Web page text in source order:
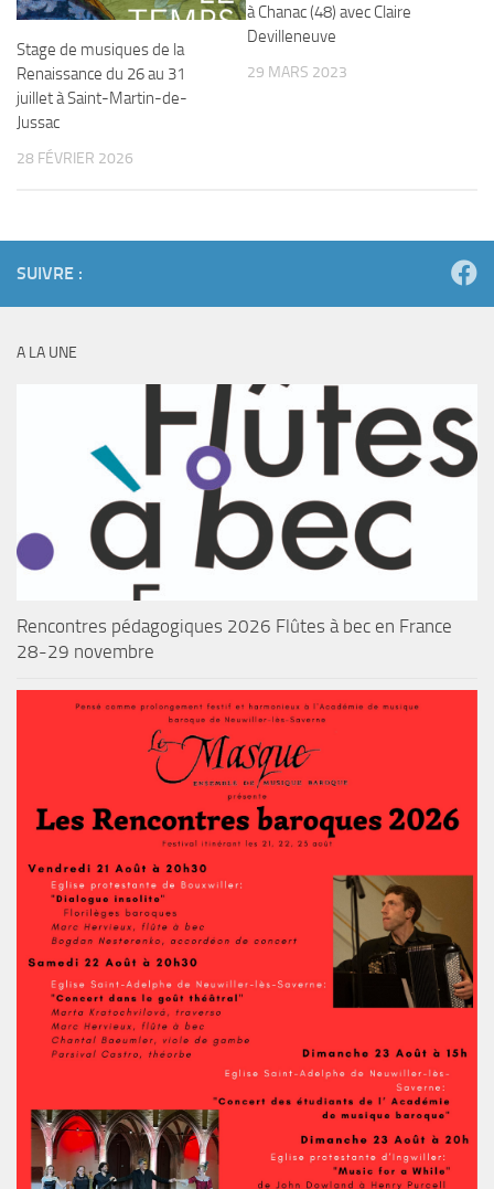
Stage de musiques de la
Renaissance du 26 au 31
juillet à Saint-Martin-de-
Jussac
28 FÉVRIER 2026
à Chanac (48) avec Claire
Devilleneuve
29 MARS 2023
SUIVRE :
A LA UNE
Rencontres pédagogiques 2026 Flûtes à bec en France
28-29 novembre